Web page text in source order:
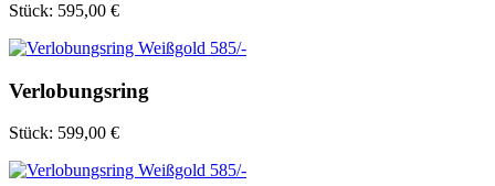
Stück: 595,00 €
Verlobungsring
Stück: 599,00 €